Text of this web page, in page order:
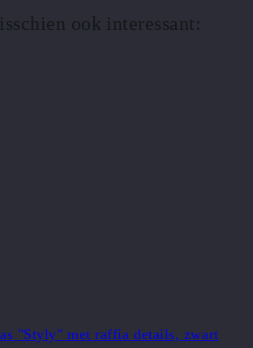
ook interessant:
"Styly" met raffia details, zwart